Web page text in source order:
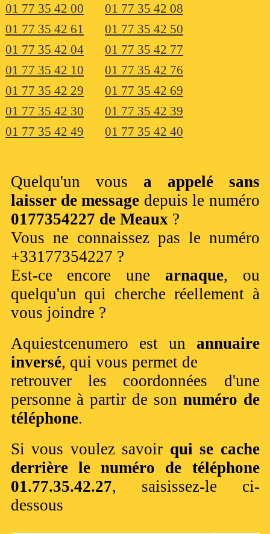
01 77 35 42 00
01 77 35 42 08
01 77 35 42 61
01 77 35 42 50
01 77 35 42 04
01 77 35 42 77
01 77 35 42 10
01 77 35 42 76
01 77 35 42 29
01 77 35 42 69
01 77 35 42 30
01 77 35 42 39
01 77 35 42 49
01 77 35 42 40
Quelqu'un vous a appelé sans
laisser de message depuis le numéro
0177354227 de Meaux?
Vous ne connaissez pas le numéro
+33177354227 ?
Est-ce encore une arnaque, ou
quelqu'un qui cherche réellement à
vous joindre ?
Aquiestcenumero est un annuaire
inversé, qui vous permet de
retrouver les coordonnées d'une
personne à partir de son numéro de
téléphone.
Si vous voulez savoir qui se cache
derrière le numéro de téléphone
01.77.35.42.27, saisissez-le ci-
dessous